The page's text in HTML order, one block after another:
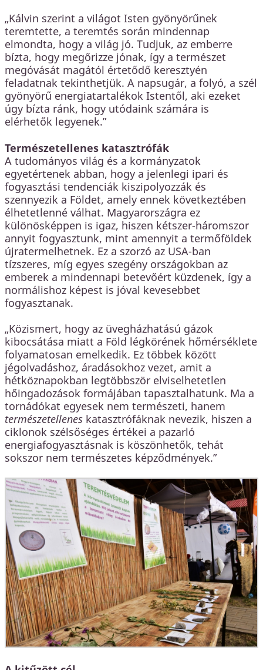
„Kálvin szerint a világot Isten gyönyörűnek
teremtette, a teremtés során mindennap
elmondta, hogy a világ jó. Tudjuk, az emberre
bízta, hogy megőrizze jónak, így a természet
megóvását magától értetődő keresztyén
feladatnak tekinthetjük. A napsugár, a folyó, a szél
gyönyörű energiatartalékok Istentől, aki ezeket
úgy bízta ránk, hogy utódaink számára is
elérhetők legyenek.”
Természetellenes katasztrófák
A tudományos világ és a kormányzatok
egyetértenek abban, hogy a jelenlegi ipari és
fogyasztási tendenciák kiszipolyozzák és
szennyezik a Földet, amely ennek következtében
élhetetlenné válhat. Magyarországra ez
különösképpen is igaz, hiszen kétszer-háromszor
annyit fogyasztunk, mint amennyit a termőföldek
újratermelhetnek. Ez a szorzó az USA-ban
tízszeres, míg egyes szegény országokban az
emberek a mindennapi betevőért küzdenek, így a
normálishoz képest is jóval kevesebbet
fogyasztanak.
„Közismert, hogy az üvegházhatású gázok
kibocsátása miatt a Föld légkörének hőmérséklete
folyamatosan emelkedik. Ez többek között
jégolvadáshoz, áradásokhoz vezet, amit a
hétköznapokban legtöbbször elviselhetetlen
hőingadozások formájában tapasztalhatunk. Ma a
tornádókat egyesek nem természeti, hanem
természetellenes katasztrófáknak nevezik, hiszen a
ciklonok szélsőséges értékei a pazarló
energiafogyasztásnak is köszönhetők, tehát
sokszor nem természetes képződmények.”